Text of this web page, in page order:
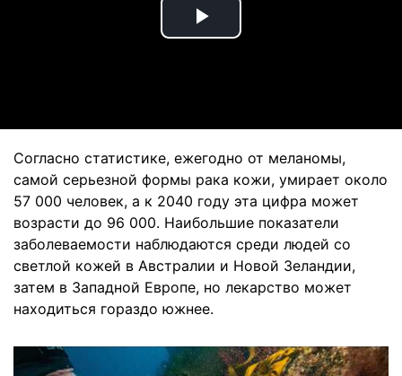
Play
Согласно статистике, ежегодно от меланомы,
самой серьезной формы рака кожи, умирает около
57 000 человек, а к 2040 году эта цифра может
возрасти до 96 000. Наибольшие показатели
заболеваемости наблюдаются среди людей со
светлой кожей в Австралии и Новой Зеландии,
затем в Западной Европе, но лекарство может
находиться гораздо южнее.